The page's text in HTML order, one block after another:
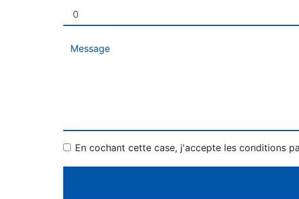
En cochant cette case, j'accepte les conditions